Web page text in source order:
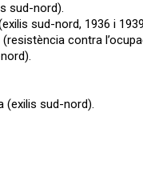
sud-nord).
sud-nord, 1936 i
contra
(exilis sud-nord).